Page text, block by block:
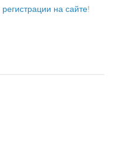
регистрации на сайте!